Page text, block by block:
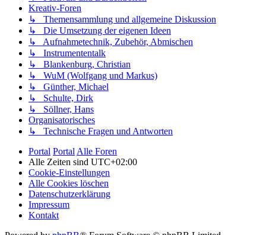
Kreativ-Foren
↳ Themensammlung und allgemeine Diskussion
↳ Die Umsetzung der eigenen Ideen
↳ Aufnahmetechnik, Zubehör, Abmischen
↳ Instrumententalk
↳ Blankenburg, Christian
↳ WuM (Wolfgang und Markus)
↳ Günther, Michael
↳ Schulte, Dirk
↳ Söllner, Hans
Organisatorisches
↳ Technische Fragen und Antworten
Portal Portal Alle Foren
Alle Zeiten sind UTC+02:00
Cookie-Einstellungen
Alle Cookies löschen
Datenschutzerklärung
Impressum
Kontakt